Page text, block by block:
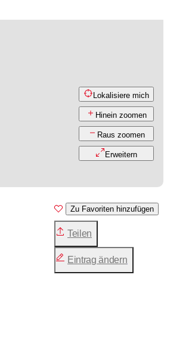
Lokalisiere mich
Hinein zoomen
Raus zoomen
Erweitern
Zu Favoriten hinzufügen
Teilen
Eintrag ändern